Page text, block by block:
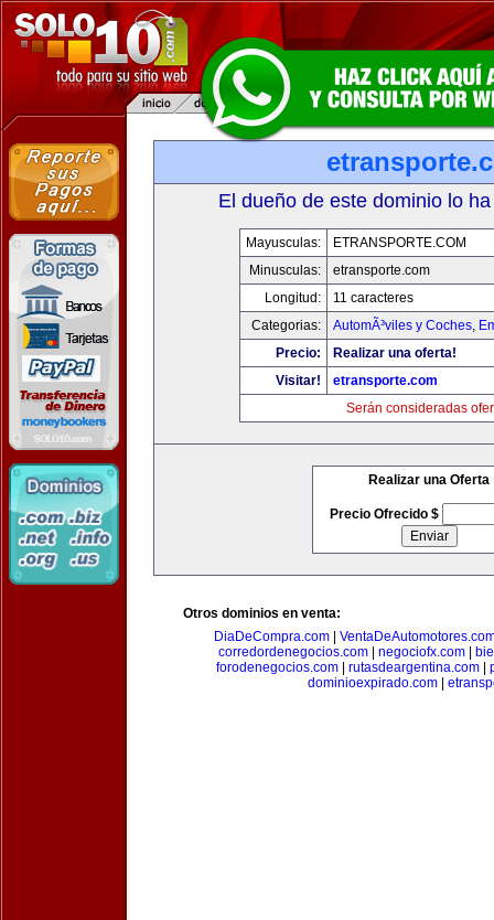
El dueño de este dominio lo
Mayusculas:
ETRANSPORTE.COM
Minusculas:
etransporte.com
Longitud:
11 caracteres
Categorias:
AutomÃ³viles y Coches,
Precio:
Realizar una oferta!
Visitar!
etransporte.com
Serán consideradas
Realizar una Oferta
Precio Ofrecido $
Otros dominios en venta:
DiaDeCompra.com|
corredordenegocios.com
negociofx.com
forodenegocios.com| rutasdeargentina.com|
dominioexpirado.com|